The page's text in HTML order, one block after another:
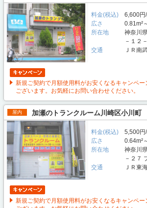
料金(税込)
6,600円
広さ
0.81m²
所在地
神奈川
－１２
交通
ＪＲ南
新規ご契約で月額使用料がお安くなるキャンペー
ございます。お気軽にお問い合わせください。
屋内 加瀬のトランクルーム川崎区小川町
料金(税込)
5,500円
広さ
0.64m²
所在地
神奈川
－２７
交通
ＪＲ東
新規ご契約で月額使用料がお安くなるキャンペー